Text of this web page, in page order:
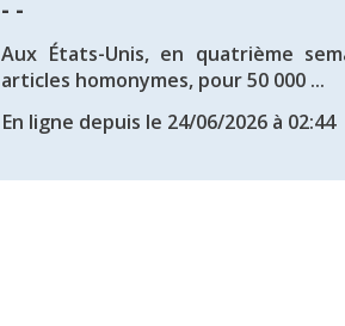
- -
Aux États-Unis, en quatrième
articles homonymes, pour 50 000 ...
En ligne depuis le 24/06/2026 à 02:44